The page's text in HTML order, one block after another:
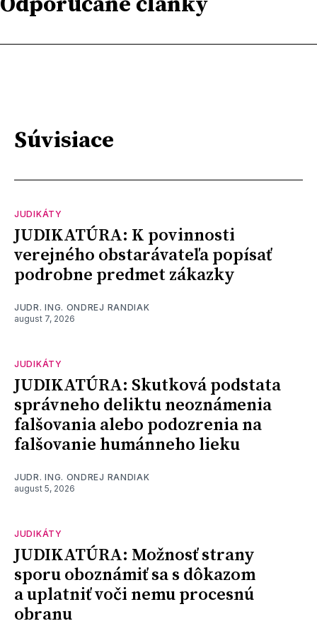
Súvisiace
JUDIKÁTY
JUDIKATÚRA: K povinnosti
verejného obstarávateľa popísať
podrobne predmet zákazky
JUDR. ING. ONDREJ RANDIAK
august 7, 2026
JUDIKÁTY
JUDIKATÚRA: Skutková podstata
správneho deliktu neoznámenia
falšovania alebo podozrenia na
falšovanie humánneho lieku
JUDR. ING. ONDREJ RANDIAK
august 5, 2026
JUDIKÁTY
JUDIKATÚRA: Možnosť strany
sporu oboznámiť sa s dôkazom
a uplatniť voči nemu procesnú
obranu